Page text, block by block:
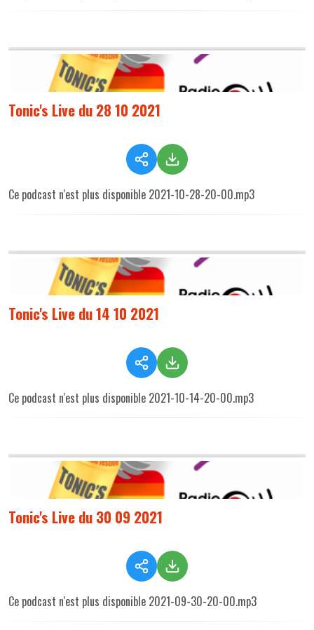
Tonic's Live du 28 10 2021
Ce podcast n'est plus disponible 2021-10-28-20-00.mp3
Tonic's Live du 14 10 2021
Ce podcast n'est plus disponible 2021-10-14-20-00.mp3
Tonic's Live du 30 09 2021
Ce podcast n'est plus disponible 2021-09-30-20-00.mp3